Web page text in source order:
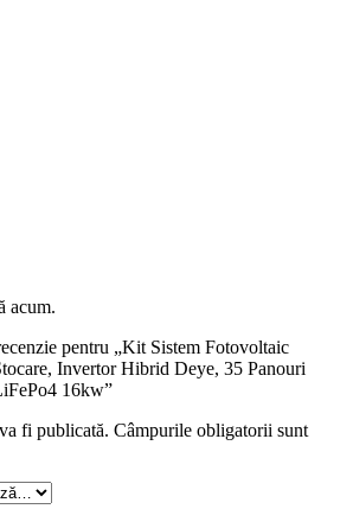
acum.
pentru „Kit Sistem Fotovoltaic
Invertor Hibrid Deye, 35 Panouri
16kw”
fi publicată. Câmpurile obligatorii sunt